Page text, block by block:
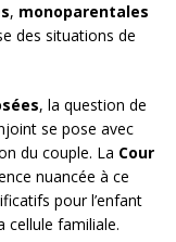
, monoparentales
des situations de
, la question de
se pose avec
du couple. La Cour
nuancée à ce
pour l’enfant
cellule familiale.